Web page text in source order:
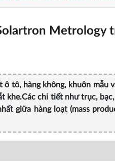
Metrology
tô, hàng không, khuôn mẫu
khe.Các chi tiết như trục,
giữa hàng loạt (mass